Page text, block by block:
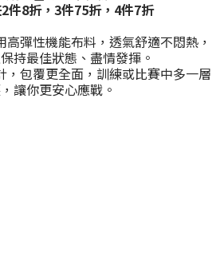
件8折，3件75折，4件7折
彈性機能布料，透氣舒適不悶熱，
持最佳狀態、盡情發揮。
，包覆更全面，訓練或比賽中多一層
讓你更安心應戰。